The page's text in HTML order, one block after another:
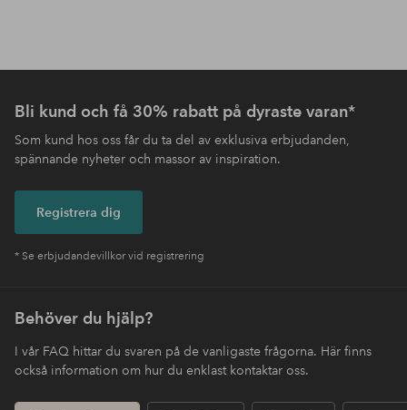
Bli kund och få 30% rabatt på dyraste varan*
Som kund hos oss får du ta del av exklusiva erbjudanden,
spännande nyheter och massor av inspiration.
Registrera dig
* Se erbjudandevillkor vid registrering
Behöver du hjälp?
I vår FAQ hittar du svaren på de vanligaste frågorna. Här finns
också information om hur du enklast kontaktar oss.